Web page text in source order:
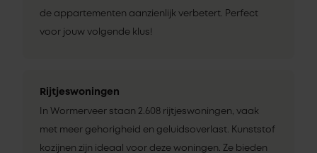
de appartementen aanzienlijk verbetert. Perfect
voor jouw volgende klus!
Rijtjeswoningen
In Wormerveer staan 2.608 rijtjeswoningen, vaak
met meer gehorigheid en geluidsoverlast. Kunststof
kozijnen zijn ideaal voor deze woningen. Ze bieden